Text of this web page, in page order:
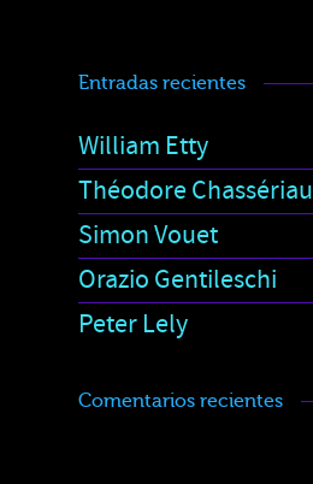
Entradas recientes
William Etty
Théodore Chassériau
Simon Vouet
Orazio Gentileschi
Peter Lely
Comentarios recientes